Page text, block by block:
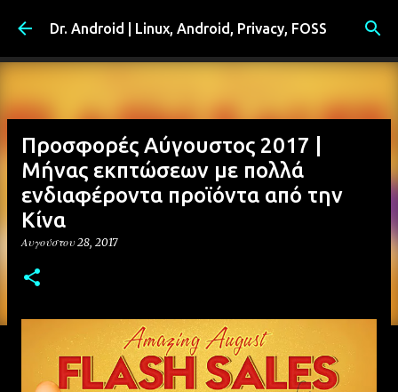
Μετάβαση στο κύριο περιεχόμενο
Dr. Android | Linux, Android, Privacy, FOSS
Προσφορές Αύγουστος 2017 |
Μήνας εκπτώσεων με πολλά
ενδιαφέροντα προϊόντα από την
Κίνα
Αυγούστου 28, 2017